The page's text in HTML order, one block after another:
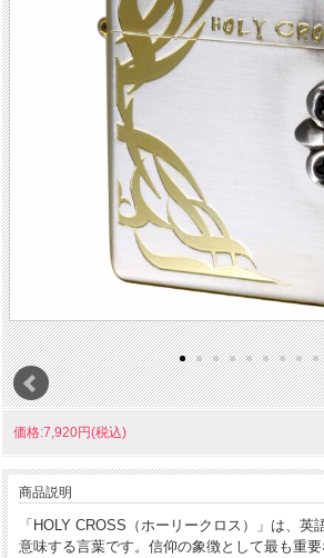
価格:7,920円(税込)
商品説明
「HOLY CROSS（ホーリークロス）」は、英
意味する言葉です。信仰の象徴として最も重